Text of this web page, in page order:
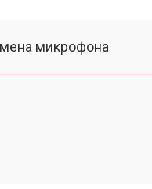
микрофона